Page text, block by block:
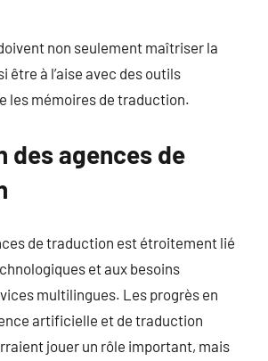
non seulement maîtriser la
être à l’aise avec des outils
les mémoires de traduction.
des agences de
de traduction est étroitement lié
et aux besoins
multilingues. Les progrès en
artificielle et de traduction
jouer un rôle important, mais